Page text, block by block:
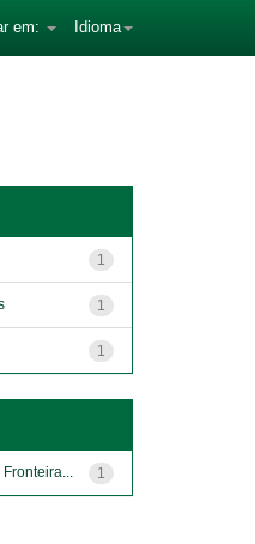
Idioma
em:
1
1
1
1